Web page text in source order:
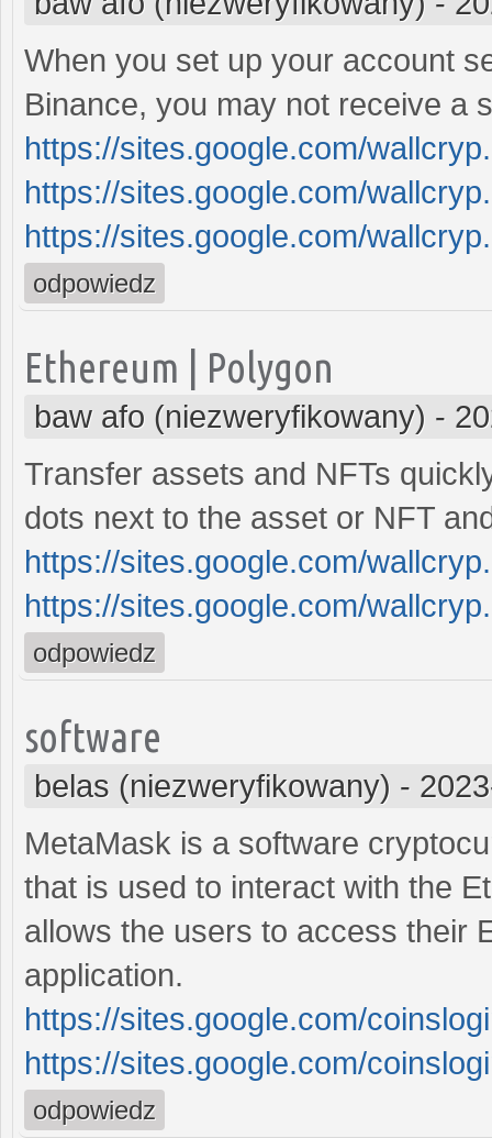
When you set up your account
Binance, you may not receive a
https://sites.google.com/
https://sites.google.com/
https://sites.google.com/
odpowiedz
Ethereum | Polygon
baw afo (niezweryfikowany) -
Transfer assets and NFTs
dots next to the asset or NFT
https://sites.google.com/
https://sites.google.com/
odpowiedz
software
belas (niezweryfikowany) -
MetaMask is a software
that is used to interact with the
allows the users to access their
application.
https://sites.google.com/
https://sites.google.com/
odpowiedz